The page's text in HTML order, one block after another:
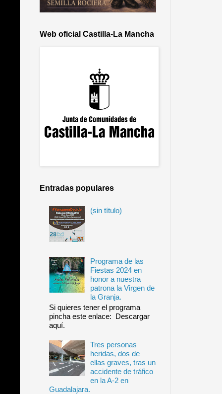
Web oficial Castilla-La Mancha
Entradas populares
(sin título)
Programa de las
Fiestas 2024 en
honor a nuestra
patrona la Virgen de
la Granja.
Si quieres tener el programa
pincha este enlace: Descargar
aquí.
Tres personas
heridas, dos de
ellas graves, tras un
accidente de tráfico
en la A-2 en
Guadalajara.